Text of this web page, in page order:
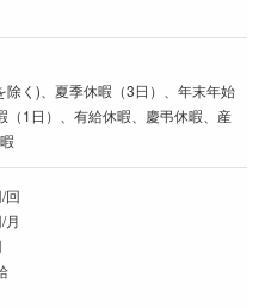
除く)、夏季休暇（3日）、年末年始
（1日）、有給休暇、慶弔休暇、産
回
月